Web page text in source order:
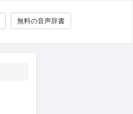
無料の音声辞書